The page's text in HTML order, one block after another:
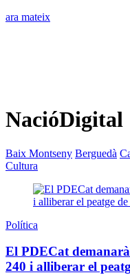
ara mateix
NacióDigital
Baix Montseny Berguedà
Cultura
Política
El PDECat
240 i alliberar el